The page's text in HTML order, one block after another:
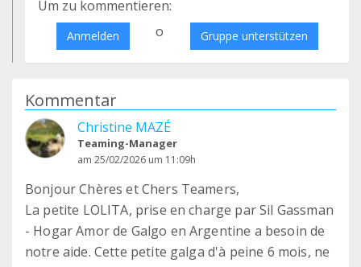
Um zu kommentieren:
Anmelden o Gruppe unterstützen
Kommentar
Christine MAZÉ
Teaming-Manager
am 25/02/2026 um 11:09h
Bonjour Chères et Chers Teamers,
La petite LOLITA, prise en charge par Sil Gassman
- Hogar Amor de Galgo en Argentine a besoin de
notre aide. Cette petite galga d'à peine 6 mois, ne